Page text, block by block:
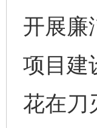
开展廉
项目建
花在刀